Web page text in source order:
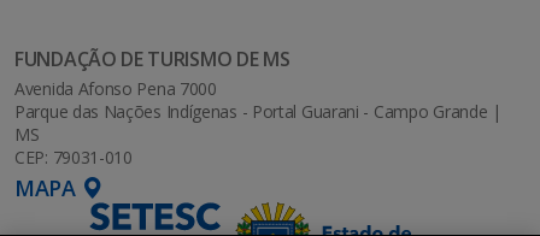
FUNDAÇÃO DE TURISMO DE MS
Avenida Afonso Pena 7000
Parque das Nações Indígenas - Portal Guarani - Campo Grande |
MS
CEP: 79031-010
MAPA